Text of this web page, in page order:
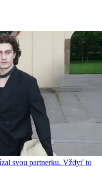
svou partnerku. Vždyť to